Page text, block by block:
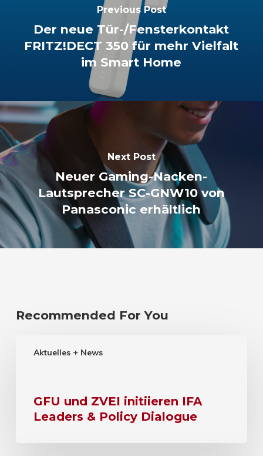
Previous Post
Der neue Tür-/Fensterkontakt
FRITZ!DECT 350 für mehr Vielfalt
im Smart Home
Next Post
Neuer Gaming-Nacken-
Lautsprecher SC-GNW10 von
Panasconic erhältlich
Recommended For You
Aktuelles + News
GFU und ZVEI initiieren IFA
Leaders & Policy Dialogue